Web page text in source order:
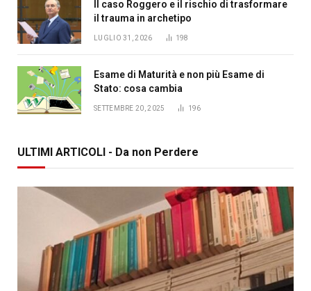
Il caso Roggero e il rischio di trasformare
il trauma in archetipo
LUGLIO 31, 2026 198
Esame di Maturità e non più Esame di
Stato: cosa cambia
SETTEMBRE 20, 2025 196
ULTIMI ARTICOLI - Da non Perdere